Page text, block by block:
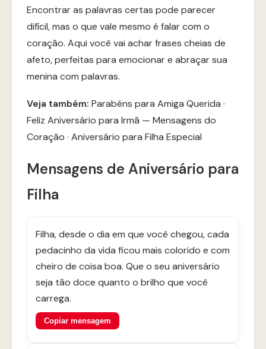
Encontrar as palavras certas pode parecer
difícil, mas o que vale mesmo é falar com o
coração. Aqui você vai achar frases cheias de
afeto, perfeitas para emocionar e abraçar sua
menina com palavras.
Veja também: Parabéns para Amiga Querida ·
Feliz Aniversário para Irmã — Mensagens do
Coração · Aniversário para Filha Especial
Mensagens de Aniversário para
Filha
Filha, desde o dia em que você chegou, cada
pedacinho da vida ficou mais colorido e com
cheiro de coisa boa. Que o seu aniversário
seja tão doce quanto o brilho que você
carrega.
Copiar mensagem